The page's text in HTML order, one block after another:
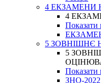
4 ЕКЗАМЕНИ
4
Показати
5 ЗОВНІШНЄ
5
Показати
ЗНО-2022